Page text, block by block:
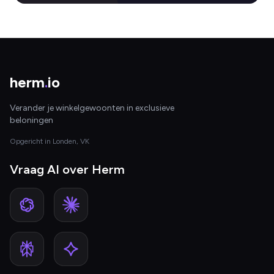
herm.io
Verander je winkelgewoonten in exclusieve
beloningen
Opgericht in Londen, VK
Vraag AI over Herm